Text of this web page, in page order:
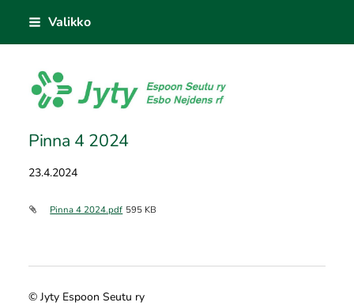
sisältöön
Valikko
Jyty Espoon Seutu ry
Pinna 4 2024
23.4.2024
Pinna 4 2024.pdf 595 KB
© Jyty Espoon Seutu ry